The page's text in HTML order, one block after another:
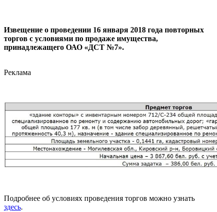
Извещение о проведении 16 января 2018 года повторных
торгов с условиями по продаже имущества,
принадлежащего ОАО «ДСТ №7».
Реклама
Подробнее об условиях проведения торгов можно узнать
здесь.